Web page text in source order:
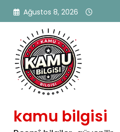
İçeriğe
atla
Ağustos 8, 2026
kamu bilgisi
🏦 7 Banka
Alımı Yapıyor